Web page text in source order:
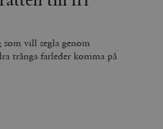
vill segla genom
trånga farleder komma på